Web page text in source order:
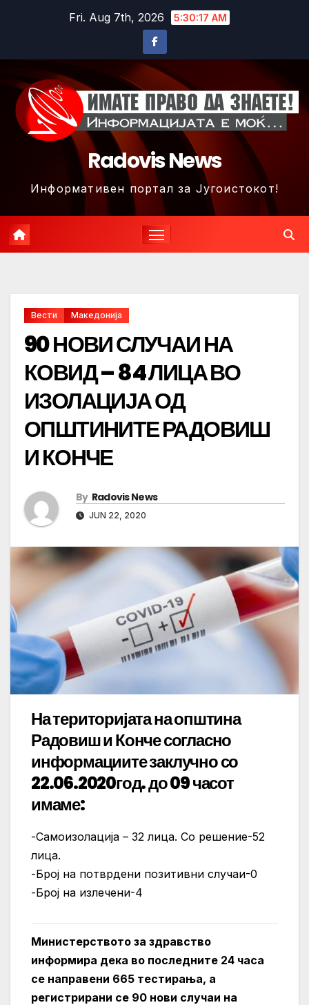
Fri. Aug 7th, 2026 5:30:20 AM
Radovis News
Информативен портал за Југоистокот!
Вести Македонија
90 НОВИ СЛУЧАИ НА
КОВИД – 84 ЛИЦА ВО
ИЗОЛАЦИЈА ОД
ОПШТИНИТЕ РАДОВИШ
И КОНЧЕ
By Radovis News
JUN 22, 2020
На територијата на општина
Радовиш и Конче согласно
информациите заклучно со
22.06.2020год. до 09 часот
имаме:
-Самоизолација – 32 лица. Со решение-52
лица.
-Број на потврдени позитивни случаи-0
-Број на излечени-4
Министерството за здравство
информира дека во последните 24 часа
се направени 665 тестирања, а
регистрирани се 90 нови случаи на